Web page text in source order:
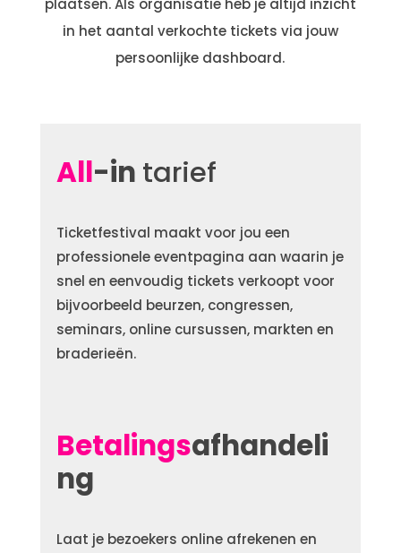
plaatsen. Als organisatie heb je altijd inzicht
in het aantal verkochte tickets via jouw
persoonlijke dashboard.
All-in tarief
Ticketfestival maakt voor jou een
professionele eventpagina aan waarin je
snel en eenvoudig tickets verkoopt voor
bijvoorbeeld beurzen, congressen,
seminars, online cursussen, markten en
braderieën.
Betalingsafhandeli
ng
Laat je bezoekers online afrekenen en